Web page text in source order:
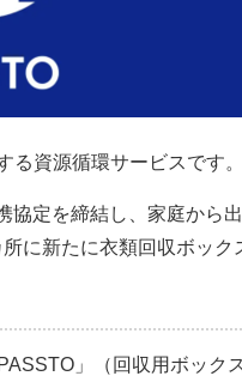
る資源循環サービスです。
協定を締結し、家庭から
に新たに衣類回収ボック
」（回収用ボック